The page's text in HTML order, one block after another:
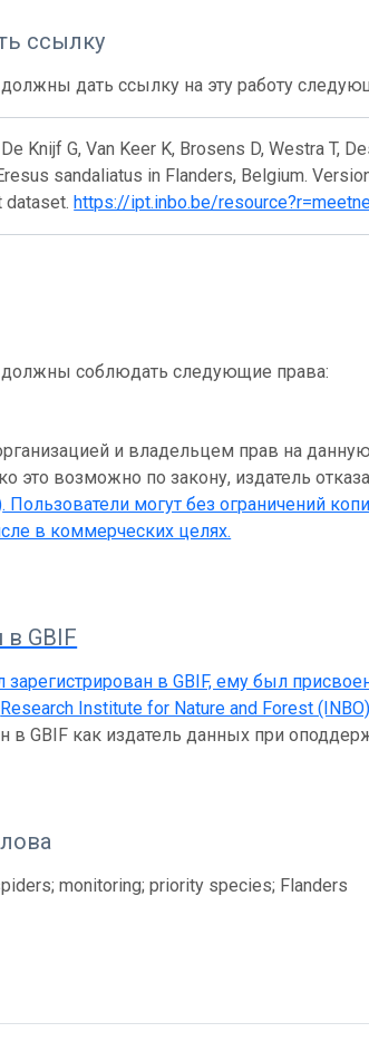
ссылку
дать ссылку на эту работу
Knijf G, Van Keer K, Brosens D, Westra T,
sandaliatus in Flanders, Belgium.
dataset. https://ipt.inbo.be/
должны соблюдать следующие права:
и владельцем прав на
это возможно по закону, издатель
. Пользователи могут без ограничений
в коммерческих целях.
в GBIF
зарегистрирован в GBIF, ему был
Research Institute for Nature and Forest (INBO)
в GBIF как издатель данных при
monitoring; priority species; Flanders